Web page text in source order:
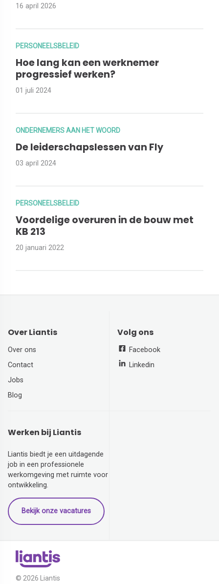
16 april 2026
PERSONEELSBELEID
Hoe lang kan een werknemer
progressief werken?
01 juli 2024
ONDERNEMERS AAN HET WOORD
De leiderschapslessen van Fly
03 april 2024
PERSONEELSBELEID
Voordelige overuren in de bouw met
KB 213
20 januari 2022
Over Liantis
Over ons
Contact
Jobs
Blog
Volg ons
Facebook
Linkedin
Werken bij Liantis
Liantis biedt je een uitdagende
job in een professionele
werkomgeving met ruimte voor
ontwikkeling.
Bekijk onze vacatures
© 2026 Liantis